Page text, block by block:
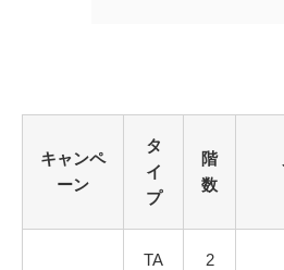
キャンペ
ーン
タ
イ
プ
階
数
TA 2